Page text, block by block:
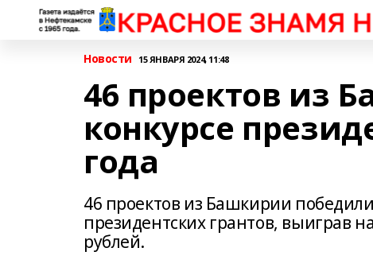
Новости 15 ЯНВАРЯ 2024, 11:48
46 проектов из
конкурсе
года
46 проектов из Башкирии
президентских грантов, выиграв
рублей.